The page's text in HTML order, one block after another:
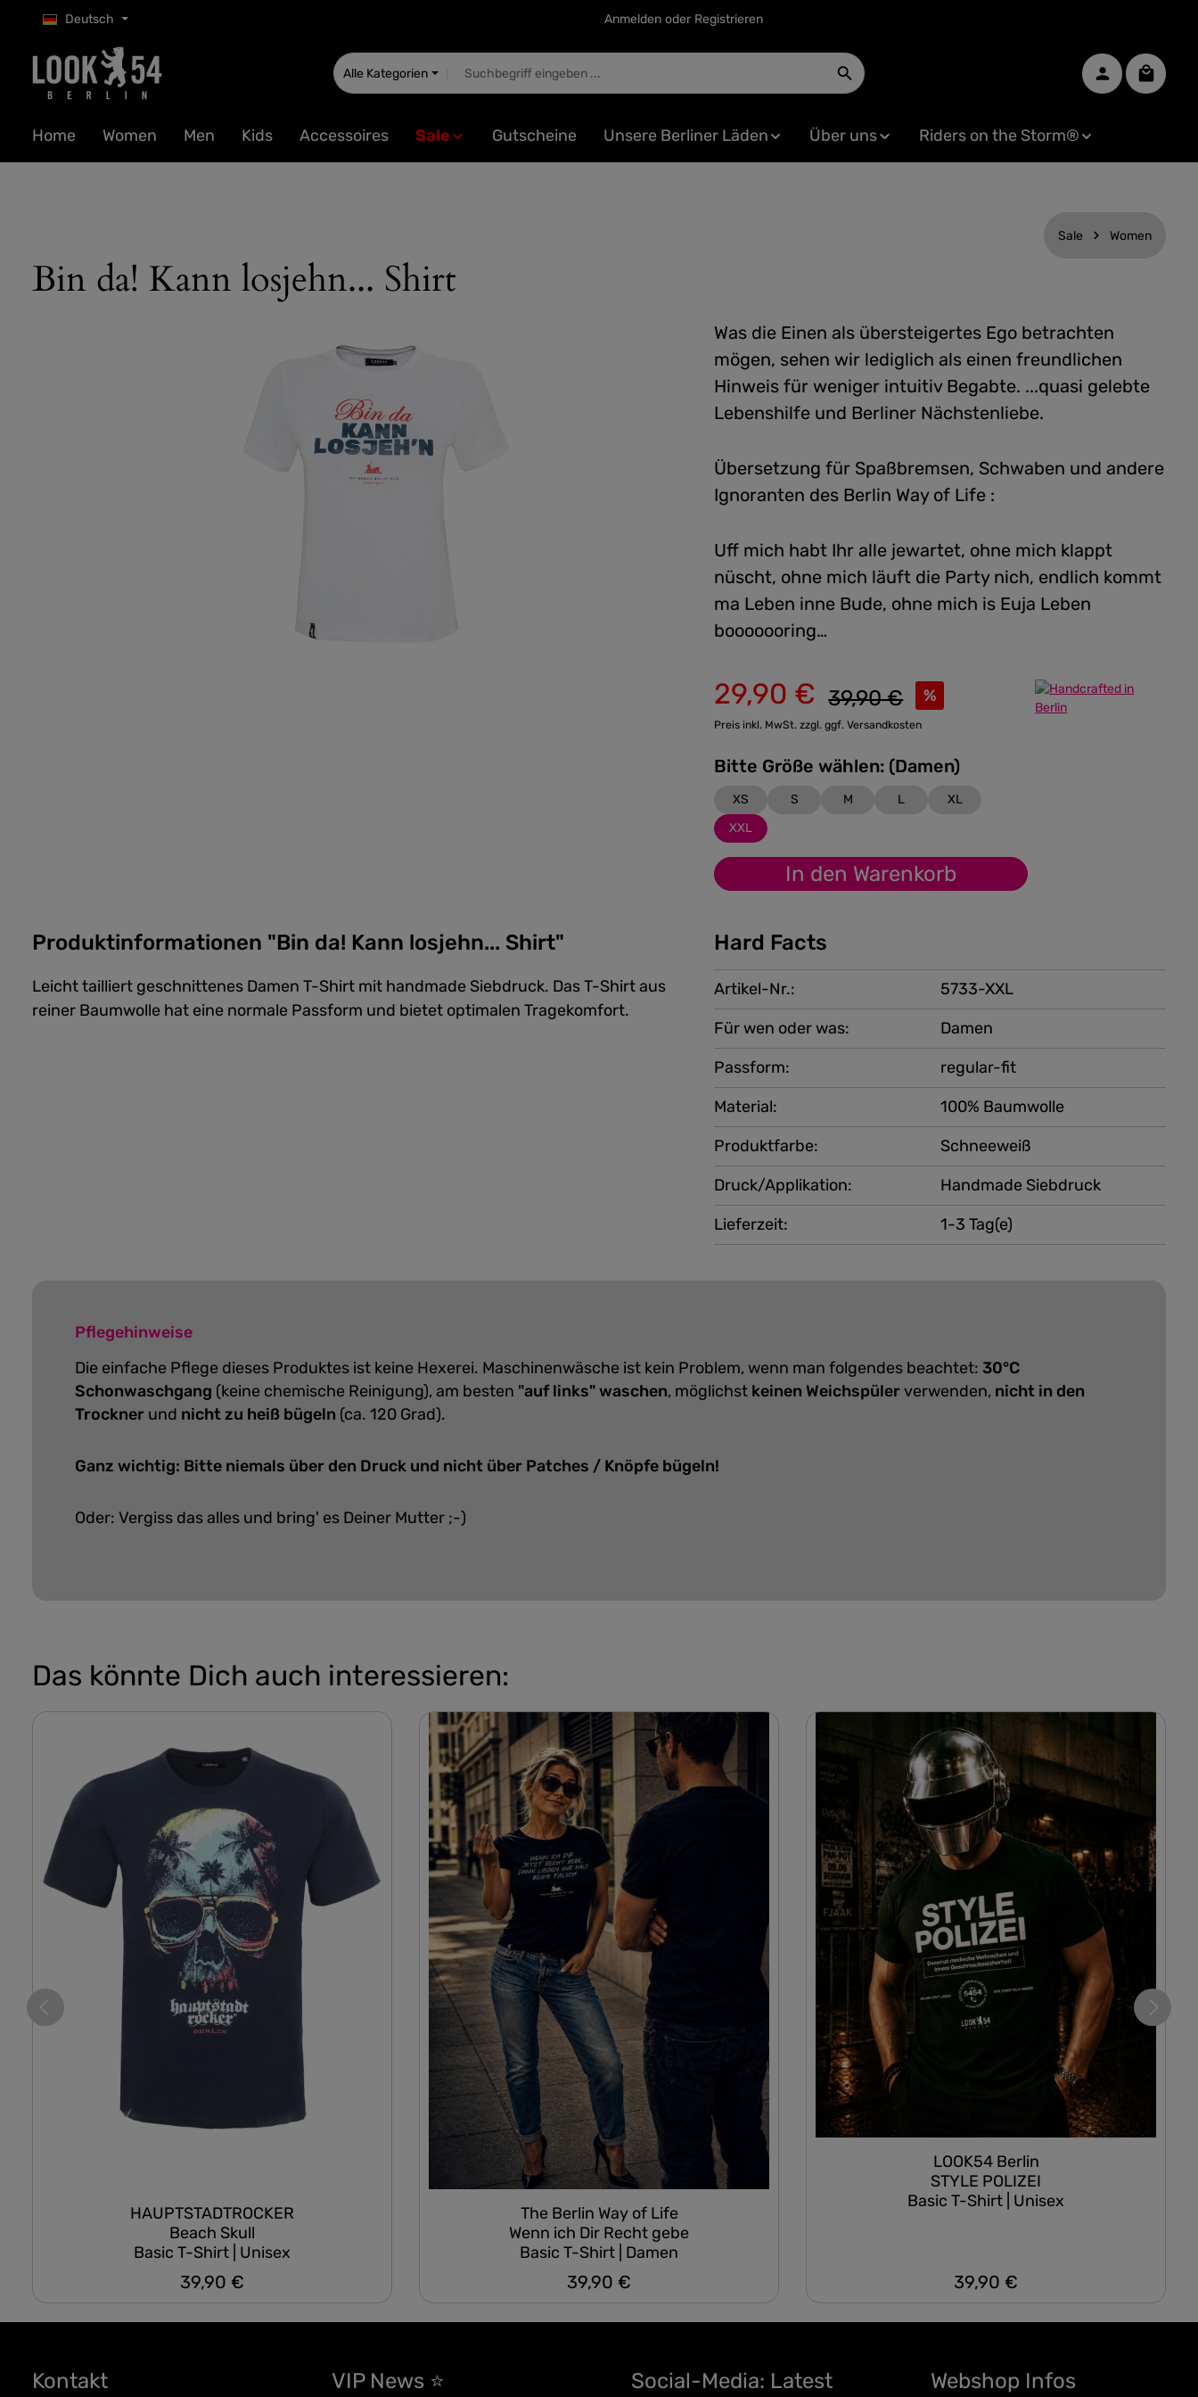
Hauptinhalt springen
Zur Suche springen
Zur Hauptnavigation springen Anmelden oder Registrieren
Deutsch
Alle Kategorien
Home Women Men Kids Accessoires Sale Gutscheine Unsere Berliner Läden Über uns Riders on the Storm®
Sale Women
Bin da! Kann losjehn... Shirt
Was die Einen als übersteigertes Ego betrachten
mögen, sehen wir lediglich als einen freundlichen
Hinweis für weniger intuitiv Begabte. ...quasi gelebte
Lebenshilfe und Berliner Nächstenliebe.
Übersetzung für Spaßbremsen, Schwaben und andere
Ignoranten des Berlin Way of Life :
Uff mich habt Ihr alle jewartet, ohne mich klappt
nüscht, ohne mich läuft die Party nich, endlich kommt
ma Leben inne Bude, ohne mich is Euja Leben
booooooring…
Verkaufspreis:
29,90 € %
Regulärer Preis:
39,90 €
Preis inkl. MwSt. zzgl. ggf. Versandkosten
Bitte Größe wählen: (Damen)
XS S M L
XL
XXL
In den Warenkorb
Produktinformationen "Bin da! Kann losjehn... Shirt"
Leicht tailliert geschnittenes Damen T-Shirt mit handmade Siebdruck. Das T-Shirt aus
reiner Baumwolle hat eine normale Passform und bietet optimalen Tragekomfort.
Hard Facts
Artikel-Nr.:
5733-XXL
Für wen oder was:
Damen
Produktfarbe:
Schneeweiß
Druck/Applikation:
Handmade Siebdruck
Passform:
regular-fit
Material:
100% Baumwolle
Lieferzeit: 1-3 Tag(e)
Pflegehinweise
Die einfache Pflege dieses Produktes ist keine Hexerei. Maschinenwäsche ist kein Problem, wenn man folgendes beachtet: 30°C
Schonwaschgang (keine chemische Reinigung), am besten "auf links" waschen, möglichst keinen Weichspülerverwenden, nicht in den
Trockner und nicht zu heiß bügeln (ca. 120 Grad).
Ganz wichtig: Bitte niemals über den Druck und nicht über Patches / Knöpfe bügeln!
Oder: Vergiss das alles und bring' es Deiner Mutter ;-)
Das könnte Dich auch interessieren:
HAUPTSTADTROCKER
Beach Skull
Basic T-Shirt | Unisex
Regulärer Preis:
39,90 €
The Berlin Way of Life
Wenn ich Dir Recht gebe
Basic T-Shirt | Damen
Regulärer Preis:
39,90 €
LOOK54 Berlin
STYLE POLIZEI
Basic T-Shirt | Unisex
Regulärer Preis:
39,90 €
Kontakt VIP News ⭐ Social-Media: Latest Webshop Infos